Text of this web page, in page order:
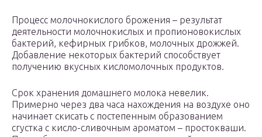
Процесс молочнокислого брожения – результат
деятельности молочнокислых и пропионовокислых
бактерий, кефирных грибков, молочных дрожжей.
Добавление некоторых бактерий способствует
получению вкусных кисломолочных продуктов.
Срок хранения домашнего молока невелик.
Примерно через два часа нахождения на воздухе оно
начинает скисать с постепенным образованием
сгустка с кисло-сливочным ароматом – простокваши.